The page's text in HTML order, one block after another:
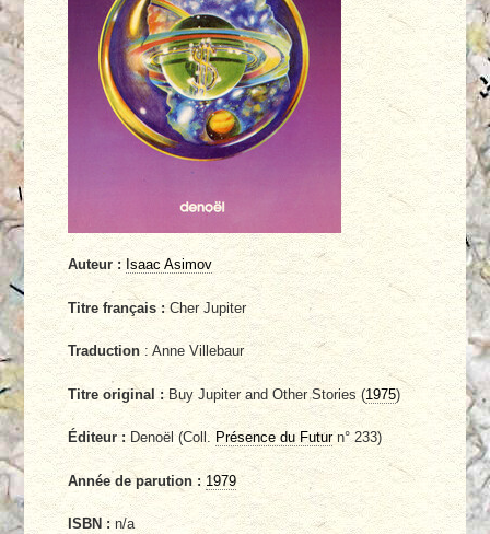
Auteur : Isaac Asimov
Titre français : Cher Jupiter
Traduction: Anne Villebaur
Titre original :Buy Jupiter and Other Stories (1975)
Éditeur : Denoël (Coll. Présence du Futurn° 233)
Année de parution : 1979
ISBN : n/a